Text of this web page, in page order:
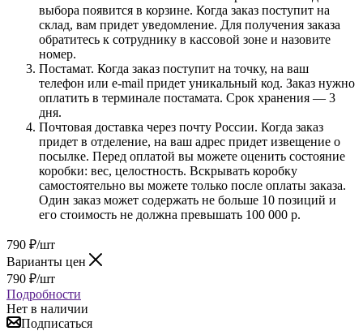
выбора появится в корзине. Когда заказ поступит на
склад, вам придет уведомление. Для получения заказа
обратитесь к сотруднику в кассовой зоне и назовите
номер.
Постамат. Когда заказ поступит на точку, на ваш
телефон или e-mail придет уникальный код. Заказ нужно
оплатить в терминале постамата. Срок хранения — 3
дня.
Почтовая доставка через почту России. Когда заказ
придет в отделение, на ваш адрес придет извещение о
посылке. Перед оплатой вы можете оценить состояние
коробки: вес, целостность. Вскрывать коробку
самостоятельно вы можете только после оплаты заказа.
Один заказ может содержать не больше 10 позиций и
его стоимость не должна превышать 100 000 р.
790 ₽/шт
Варианты цен
790 ₽/шт
Подробности
Нет в наличии
Подписаться